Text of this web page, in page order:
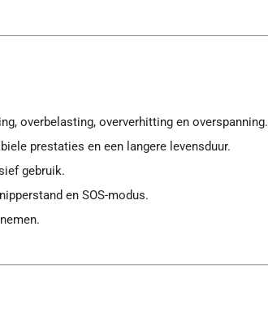
overbelasting, oververhitting en overspanning.
prestaties en een langere levensduur.
gebruik.
en SOS-modus.